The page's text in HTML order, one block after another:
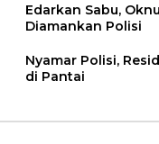
Edarkan Sabu,
Diamankan Polisi
Nyamar Polisi,
di Pantai